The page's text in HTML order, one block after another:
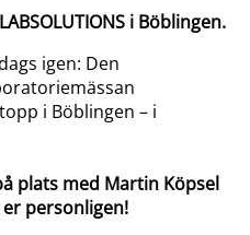
i Böblingen.
igen: Den
i Böblingen – i
plats med Martin Köpsel
personligen!